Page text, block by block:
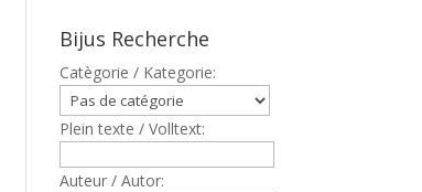
Bijus Recherche
Catègorie / Kategorie:
Plein texte / Volltext:
Auteur / Autor: